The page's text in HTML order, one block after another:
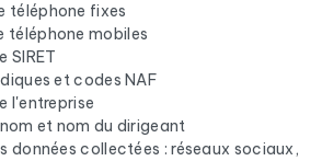
téléphone fixes
téléphone mobiles
SIRET
et codes NAF
l'entreprise
et nom du dirigeant
données collectées : réseaux sociaux,